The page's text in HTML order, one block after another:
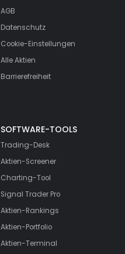
AGB
Datenschutz
Cookie-Einstellungen
Alle Aktien
Barrierefreiheit
SOFTWARE-TOOLS
Trading-Desk
Aktien-Screener
Charting-Tool
Signal Trader Pro
Aktien-Rankings
Aktien-Portfolio
Aktien-Terminal